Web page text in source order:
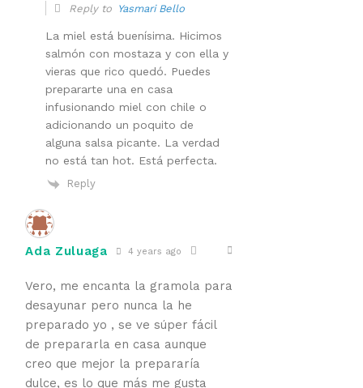
Reply to Yasmari Bello
La miel está buenísima. Hicimos
salmón con mostaza y con ella y
vieras que rico quedó. Puedes
prepararte una en casa
infusionando miel con chile o
adicionando un poquito de
alguna salsa picante. La verdad
no está tan hot. Está perfecta.
Reply
Ada Zuluaga 4 years ago
Vero, me encanta la gramola para
desayunar pero nunca la he
preparado yo , se ve súper fácil
de prepararla en casa aunque
creo que mejor la prepararía
dulce, es lo que más me gusta